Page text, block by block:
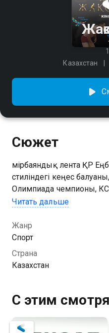
Казахстан
Сюжет
Өмірбаяндық лента ҚР
стиліндегі кеңес
Олимпиада чемпионы,
шебері (1980), Қазақ КСР
тағдыры мен өмірі
Читать дальше
Жанр
Спорт
Страна
Казахстан
С этим